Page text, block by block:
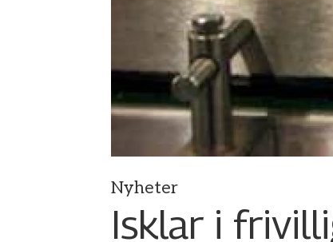
Nyheter
Isklar i